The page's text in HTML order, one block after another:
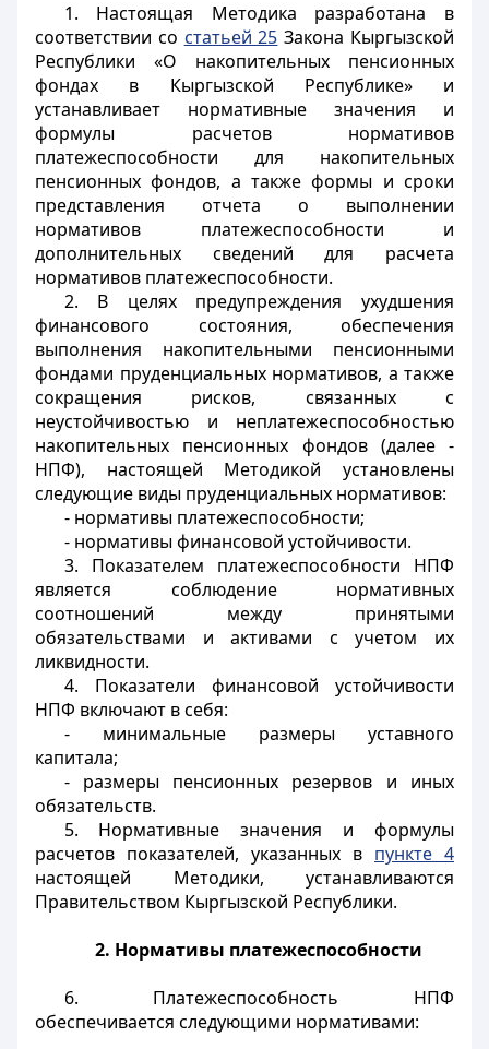
1. Настоящая Методика разработана в
соответствии со статьей 25 Закона Кыргызской
Республики «О накопительных пенсионных
фондах в Кыргызской Республике» и
устанавливает нормативные значения и
формулы расчетов нормативов
платежеспособности для накопительных
пенсионных фондов, а также формы и сроки
представления отчета о выполнении
нормативов платежеспособности и
дополнительных сведений для расчета
нормативов платежеспособности.
2. В целях предупреждения ухудшения
финансового состояния, обеспечения
выполнения накопительными пенсионными
фондами пруденциальных нормативов, а также
сокращения рисков, связанных с
неустойчивостью и неплатежеспособностью
накопительных пенсионных фондов (далее -
НПФ), настоящей Методикой установлены
следующие виды пруденциальных нормативов:
- нормативы платежеспособности;
- нормативы финансовой устойчивости.
3. Показателем платежеспособности НПФ
является соблюдение нормативных
соотношений между принятыми
обязательствами и активами с учетом их
ликвидности.
4. Показатели финансовой устойчивости
НПФ включают в себя:
- минимальные размеры уставного
капитала;
- размеры пенсионных резервов и иных
обязательств.
5. Нормативные значения и формулы
расчетов показателей, указанных в пункте 4
настоящей Методики, устанавливаются
Правительством Кыргызской Республики.
2. Нормативы платежеспособности
6. Платежеспособность НПФ
обеспечивается следующими нормативами: